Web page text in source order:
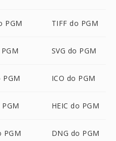
PGM TIFF do PGM
SVG do PGM
PGM ICO do PGM
HEIC do PGM
PGM DNG do PGM